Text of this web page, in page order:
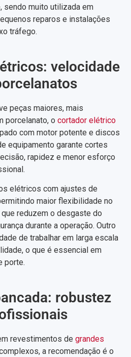
sendo muito utilizada em
reparos e instalações
tráfego.
velocidade
peças maiores, mais
porcelanato, o cortador elétrico
com motor potente e discos
equipamento garante cortes
rapidez e menor esforço
elétricos com ajustes de
maior flexibilidade no
reduzem o desgaste do
durante a operação. Outro
de trabalhar em larga escala
o que é essencial em
porte.
robustez
revestimentos de grandes
a recomendação é o